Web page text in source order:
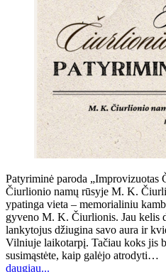
Patyriminė paroda
Čiurlionio namų rūsyje M. K.
ypatinga vieta – memorialiniu
gyveno M. K. Čiurlionis. Jau kelis
lankytojus džiugina savo aura ir
Vilniuje laikotarpį. Tačiau koks jis
susimąstėte, kaip galėjo atrodyti…
daugiau...